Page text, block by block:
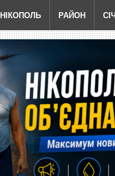
НІКОПОЛЬ РАЙОН